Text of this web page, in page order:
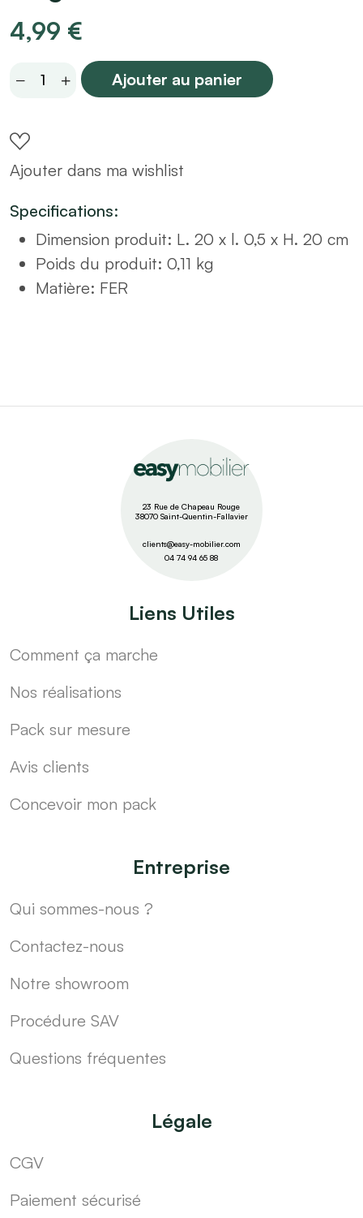
4,99 €
Plaque
murale
20x20
quantity
Ajouter au panier
Ajouter dans ma wishlist
Specifications:
Dimension produit: L. 20 x l. 0,5 x H. 20 cm
Poids du produit: 0,11 kg
Matière: FER
23 Rue de Chapeau Rouge
38070 Saint-Quentin-Fallavier
clients@easy-mobilier.com
04 74 94 65 88
Liens Utiles
Comment ça marche
Nos réalisations
Pack sur mesure
Avis clients
Concevoir mon pack
Entreprise
Qui sommes-nous ?
Contactez-nous
Notre showroom
Procédure SAV
Questions fréquentes
Légale
CGV
Paiement sécurisé